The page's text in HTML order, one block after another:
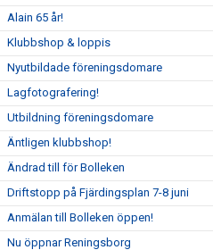
Alain 65 år!
Klubbshop & loppis
Nyutbildade föreningsdomare
Lagfotografering!
Utbildning föreningsdomare
Äntligen klubbshop!
Ändrad till för Bolleken
Driftstopp på Fjärdingsplan 7-8 juni
Anmälan till Bolleken öppen!
Nu öppnar Reningsborg